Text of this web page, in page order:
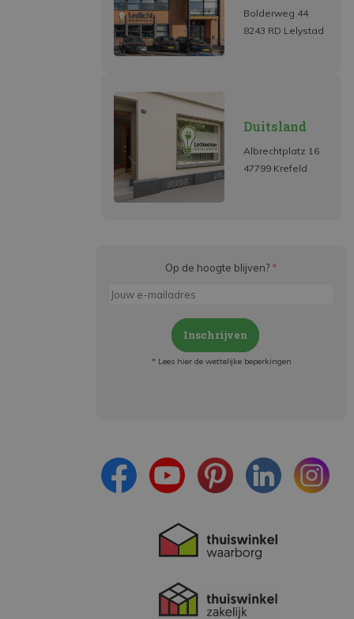
Bolderweg 44
8243 RD Lelystad
Duitsland
Albrechtplatz 16
47799 Krefeld
Op de hoogte blijven? *
Inschrijven
* Lees hier de wettelijke beperkingen